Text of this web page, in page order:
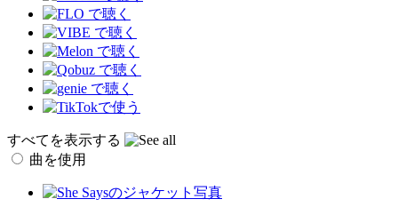
すべてを表示する
曲を使用